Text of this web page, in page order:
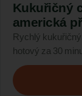
Kukuřičný
americká
Rychlý
hotový za 30